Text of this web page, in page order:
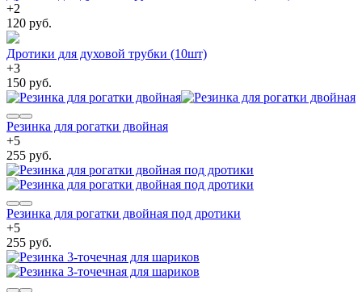
+2
120 руб.
Дротики для духовой трубки (10шт)
+3
150 руб.
Резинка для рогатки двойная
+5
255 руб.
Резинка для рогатки двойная под дротики
+5
255 руб.